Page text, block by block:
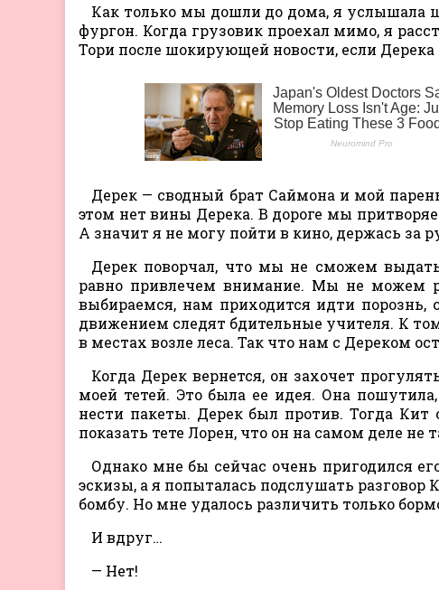
Как только мы дошли до дома, я услышала
фургон. Когда грузовик проехал мимо, я
Тори после шокирующей новости, если Дерека
Дерек — сводный брат Саймона и мой
этом нет вины Дерека. В дороге мы
А значит я не могу пойти в кино, держась за
Дерек поворчал, что мы не сможем
равно привлечем внимание. Мы не можем
выбираемся, нам приходится идти
движением следят бдительные учителя. К
в местах возле леса. Так что нам с Дереком
Когда Дерек вернется, он захочет
моей тетей. Это была ее идея. Она
нести пакеты. Дерек был против. Тогда Кит
показать тете Лорен, что он на самом деле не
Однако мне бы сейчас очень пригодился
эскизы, а я попыталась подслушать разговор
бомбу. Но мне удалось различить только
И вдруг…
— Нет!